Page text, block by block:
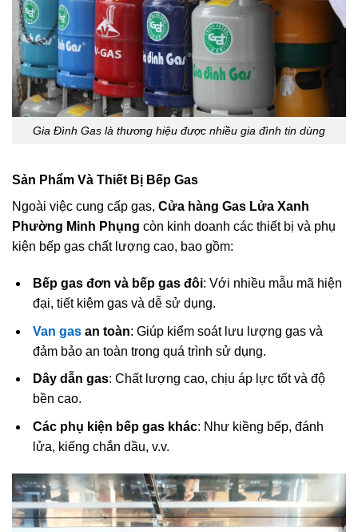
Gia Đình Gas là thương hiệu được nhiều gia đình tin dùng
Sản Phẩm Và Thiết Bị Bếp Gas
Ngoài việc cung cấp gas, Cửa hàng Gas Lửa Xanh
Phường Minh Phụng còn kinh doanh các thiết bị và phụ
kiện bếp gas chất lượng cao, bao gồm:
Bếp gas đơn và bếp gas đôi: Với nhiều mẫu mã hiện
đại, tiết kiệm gas và dễ sử dụng.
Van gasan toàn: Giúp kiểm soát lưu lượng gas và
đảm bảo an toàn trong quá trình sử dụng.
Dây dẫn gas: Chất lượng cao, chịu áp lực tốt và độ
bền cao.
Các phụ kiện bếp gas khác: Như kiềng bếp, đánh
lửa, kiếng chắn dầu, v.v.